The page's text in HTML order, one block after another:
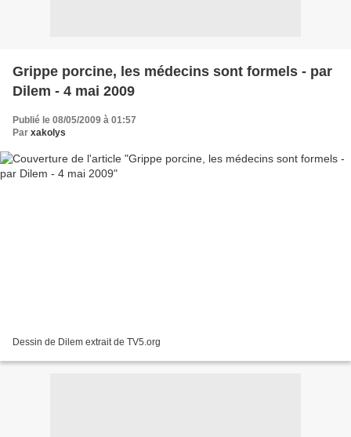
Grippe porcine, les médecins sont formels - par
Dilem - 4 mai 2009
Publié le 08/05/2009 à 01:57
Par xakolys
Dessin de Dilem extrait de TV5.org